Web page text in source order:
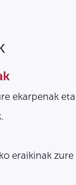
ekarpenak eta
eraikinak